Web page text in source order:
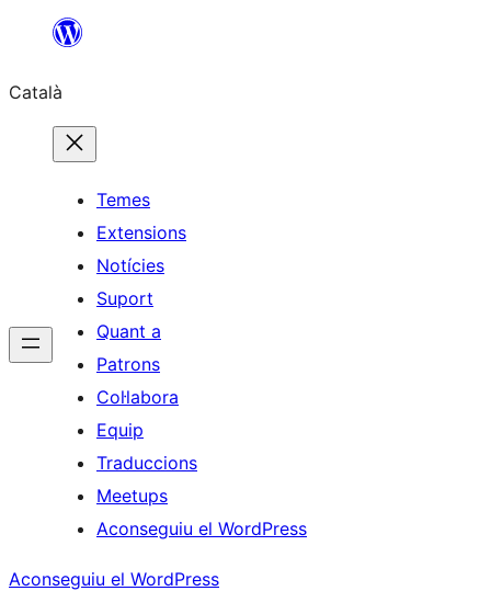
contingut
Català
Temes
Extensions
Notícies
Suport
Quant a
Patrons
Col·labora
Equip
Traduccions
Meetups
Aconseguiu el WordPress
Aconseguiu el WordPress